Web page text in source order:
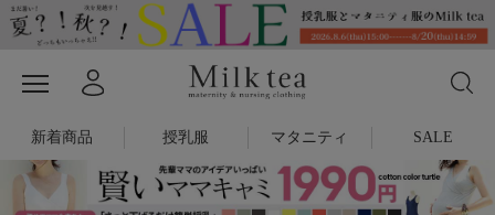
新着商品 授乳服 マタニティ SALE